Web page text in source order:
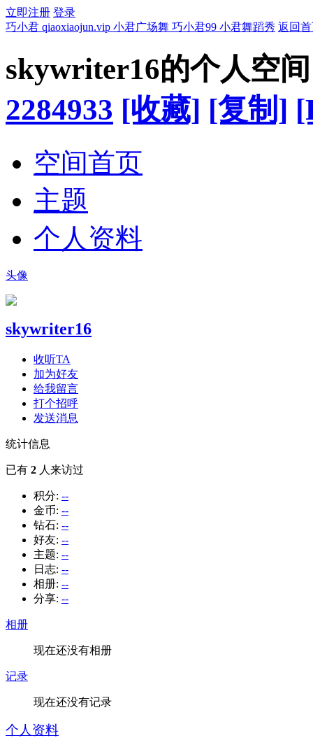
立即注册 登录
巧小君 qiaoxiaojun.vip 小君广场舞 巧小君99 小君舞蹈秀 返回
skywriter16的个人空间
2284933 [收藏] [复制]
空间首页
主题
个人资料
头像
skywriter16
收听TA
加为好友
给我留言
打个招呼
发送消息
统计信息
已有 2 人来访过
积分: --
金币: --
钻石: --
好友: --
主题: --
日志: --
相册: --
分享: --
相册
现在还没有相册
记录
现在还没有记录
个人资料